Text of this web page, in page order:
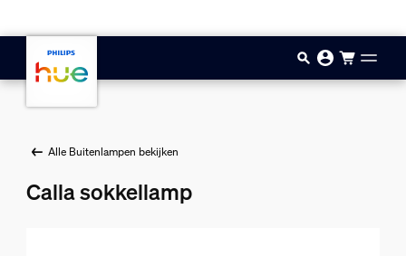
Alle Buitenlampen bekijken
Calla sokkellamp